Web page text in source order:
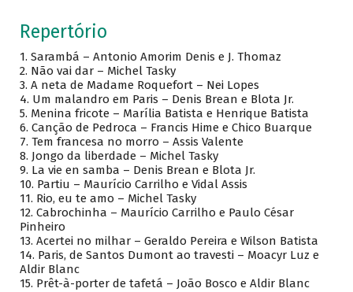
Repertório
1. Sarambá – Antonio Amorim Denis e J. Thomaz
2. Não vai dar – Michel Tasky
3. A neta de Madame Roquefort – Nei Lopes
4. Um malandro em Paris – Denis Brean e Blota Jr.
5. Menina fricote – Marília Batista e Henrique Batista
6. Canção de Pedroca – Francis Hime e Chico Buarque
7. Tem francesa no morro – Assis Valente
8. Jongo da liberdade – Michel Tasky
9. La vie en samba – Denis Brean e Blota Jr.
10. Partiu – Maurício Carrilho e Vidal Assis
11. Rio, eu te amo – Michel Tasky
12. Cabrochinha – Maurício Carrilho e Paulo César
Pinheiro
13. Acertei no milhar – Geraldo Pereira e Wilson Batista
14. Paris, de Santos Dumont ao travesti – Moacyr Luz e
Aldir Blanc
15. Prêt-à-porter de tafetá – João Bosco e Aldir Blanc